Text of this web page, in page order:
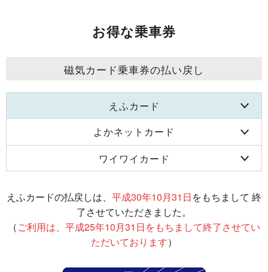
お得な乗車券
磁気カード乗車券の払い戻し
えふカード
よかネットカード
ワイワイカード
えふカードの払戻しは、 平成30年10月31日をもちまして 終
了させていただきました。
（ご利用は、平成25年10月31日をもちまして終了させてい
ただいております）